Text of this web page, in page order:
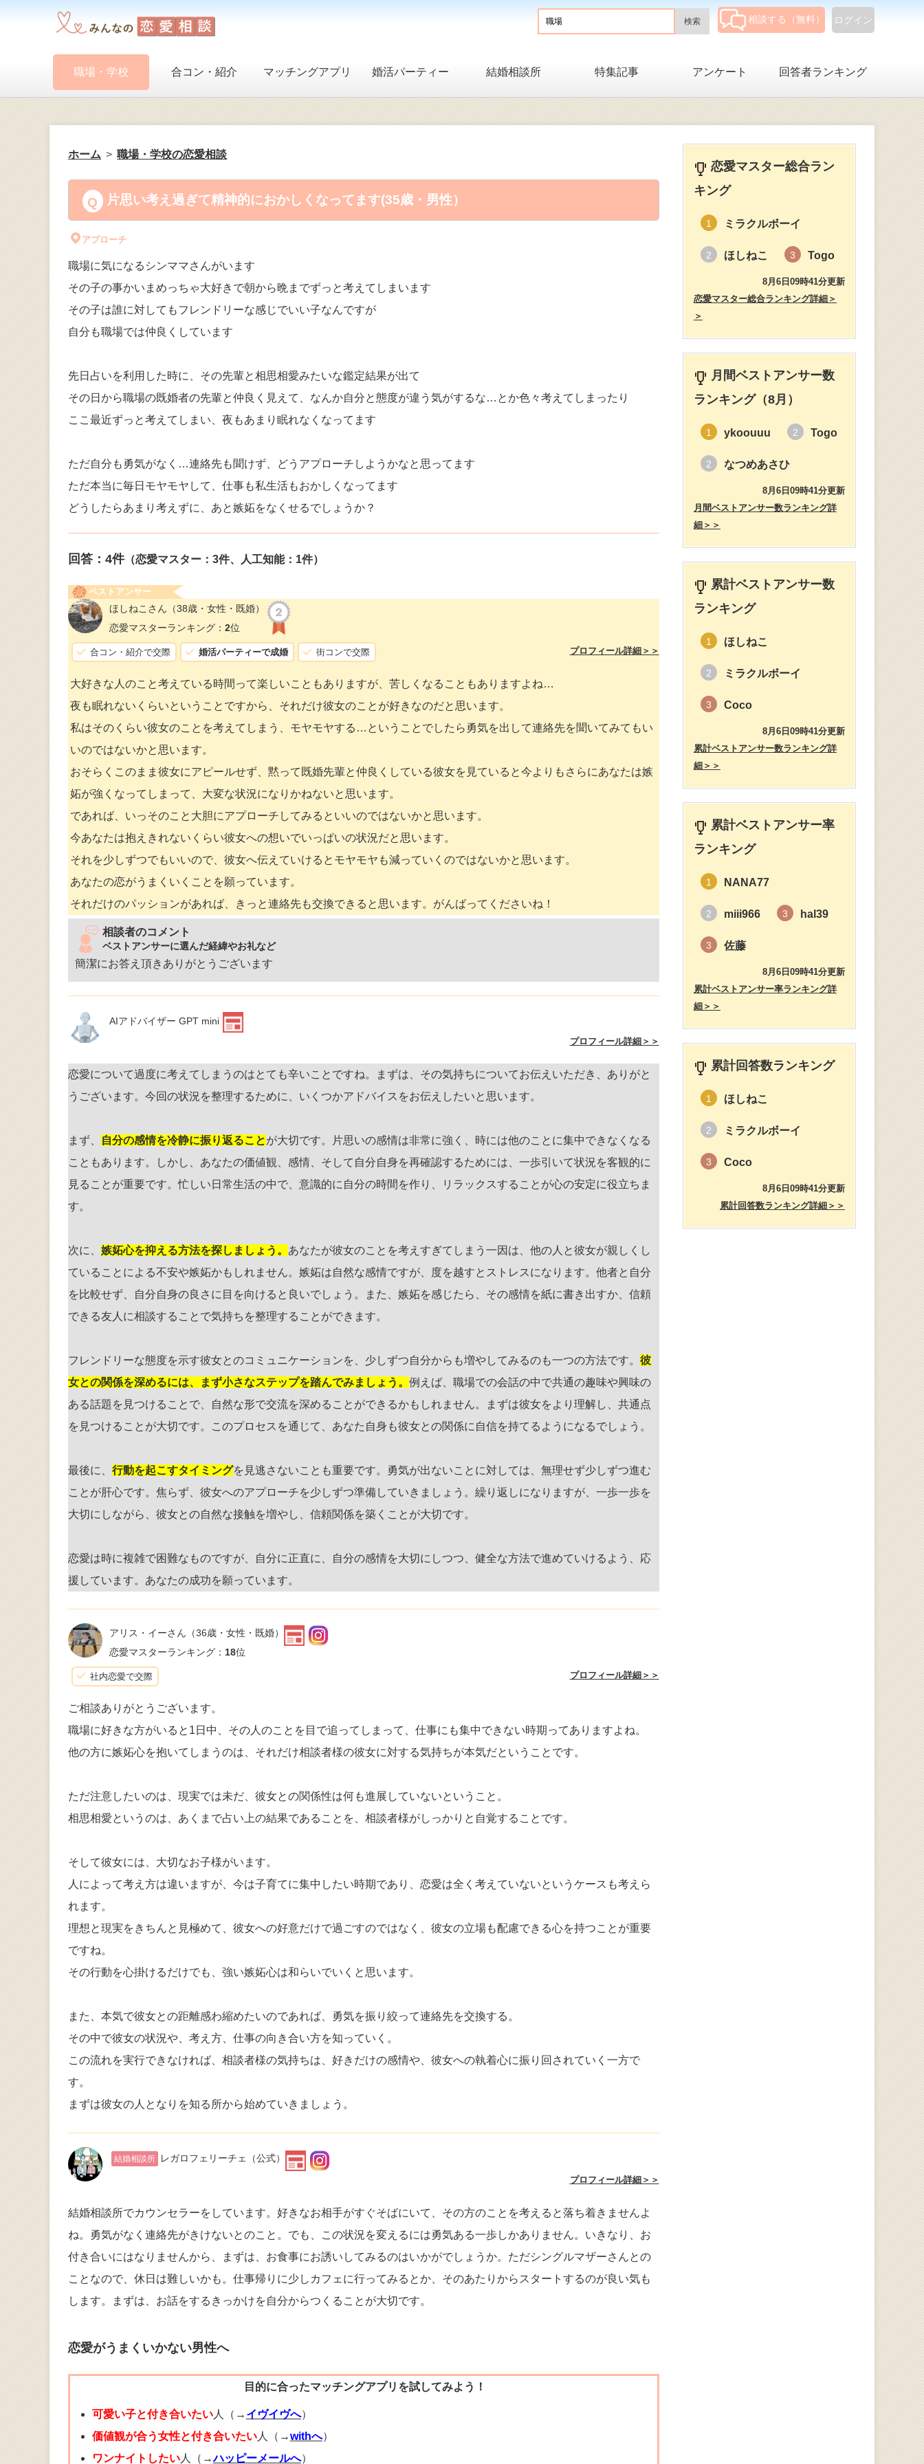
ログイン
相談する（無料）
職場・学校 合コン・紹介 マッチングアプリ 婚活パーティー 結婚相談所 特集記事 アンケート 回答者ランキング
ホーム 職場・学校の恋愛相談
片思い考え過ぎて精神的におかしくなってます(35歳・男性）
アプローチ
職場に気になるシンママさんがいます
その子の事かいまめっちゃ大好きで朝から晩までずっと考えてしまいます
その子は誰に対してもフレンドリーな感じでいい子なんですが
自分も職場では仲良くしています
先日占いを利用した時に、その先輩と相思相愛みたいな鑑定結果が出て
その日から職場の既婚者の先輩と仲良く見えて、なんか自分と態度が違う気がするな…とか色々考えてしまったり
ここ最近ずっと考えてしまい、夜もあまり眠れなくなってます
ただ自分も勇気がなく…連絡先も聞けず、どうアプローチしようかなと思ってます
ただ本当に毎日モヤモヤして、仕事も私生活もおかしくなってます
どうしたらあまり考えずに、あと嫉妬をなくせるでしょうか？
回答： 4件（恋愛マスター：3件、人工知能：1件）
ベストアンサー
ほしねこさん （38歳・女性・既婚）
恋愛マスターランキング： 2位
合コン・紹介で交際 婚活パーティーで成婚 街コンで交際 プロフィール詳細＞＞
大好きな人のこと考えている時間って楽しいこともありますが、苦しくなることもありますよね…
夜も眠れないくらいということですから、それだけ彼女のことが好きなのだと思います。
私はそのくらい彼女のことを考えてしまう、モヤモヤする…ということでしたら勇気を出して連絡先を聞いてみてもい
いのではないかと思います。
おそらくこのまま彼女にアピールせず、黙って既婚先輩と仲良くしている彼女を見ていると今よりもさらにあなたは嫉
妬が強くなってしまって、大変な状況になりかねないと思います。
であれば、いっそのこと大胆にアプローチしてみるといいのではないかと思います。
今あなたは抱えきれないくらい彼女への想いでいっぱいの状況だと思います。
それを少しずつでもいいので、彼女へ伝えていけるとモヤモヤも減っていくのではないかと思います。
あなたの恋がうまくいくことを願っています。
それだけのパッションがあれば、きっと連絡先も交換できると思います。がんばってくださいね！
相談者のコメント
ベストアンサーに選んだ経緯やお礼など
簡潔にお答え頂きありがとうございます
AIアドバイザー GPT mini
プロフィール詳細＞＞
恋愛について過度に考えてしまうのはとても辛いことですね。まずは、その気持ちについてお伝えいただき、ありがと
うございます。今回の状況を整理するために、いくつかアドバイスをお伝えしたいと思います。
まず、 自分の感情を冷静に振り返ることが大切です。片思いの感情は非常に強く、時には他のことに集中できなくなる
こともあります。しかし、あなたの価値観、感情、そして自分自身を再確認するためには、一歩引いて状況を客観的に
見ることが重要です。忙しい日常生活の中で、意識的に自分の時間を作り、リラックスすることが心の安定に役立ちま
す。
次に、 嫉妬心を抑える方法を探しましょう。 あなたが彼女のことを考えすぎてしまう一因は、他の人と彼女が親しくし
ていることによる不安や嫉妬かもしれません。嫉妬は自然な感情ですが、度を越すとストレスになります。他者と自分
を比較せず、自分自身の良さに目を向けると良いでしょう。また、嫉妬を感じたら、その感情を紙に書き出すか、信頼
できる友人に相談することで気持ちを整理することができます。
フレンドリーな態度を示す彼女とのコミュニケーションを、少しずつ自分からも増やしてみるのも一つの方法です。 彼
女との関係を深めるには、まず小さなステップを踏んでみましょう。 例えば、職場での会話の中で共通の趣味や興味の
ある話題を見つけることで、自然な形で交流を深めることができるかもしれません。まずは彼女をより理解し、共通点
を見つけることが大切です。このプロセスを通じて、あなた自身も彼女との関係に自信を持てるようになるでしょう。
最後に、 行動を起こすタイミングを見逃さないことも重要です。勇気が出ないことに対しては、無理せず少しずつ進む
ことが肝心です。焦らず、彼女へのアプローチを少しずつ準備していきましょう。繰り返しになりますが、一歩一歩を
大切にしながら、彼女との自然な接触を増やし、信頼関係を築くことが大切です。
恋愛は時に複雑で困難なものですが、自分に正直に、自分の感情を大切にしつつ、健全な方法で進めていけるよう、応
援しています。あなたの成功を願っています。
アリス・イーさん （36歳・女性・既婚）
恋愛マスターランキング： 18位
社内恋愛で交際 プロフィール詳細＞＞
ご相談ありがとうございます。
職場に好きな方がいると1日中、その人のことを目で追ってしまって、仕事にも集中できない時期ってありますよね。
他の方に嫉妬心を抱いてしまうのは、それだけ相談者様の彼女に対する気持ちが本気だということです。
ただ注意したいのは、現実では未だ、彼女との関係性は何も進展していないということ。
相思相愛というのは、あくまで占い上の結果であることを、相談者様がしっかりと自覚することです。
そして彼女には、大切なお子様がいます。
人によって考え方は違いますが、今は子育てに集中したい時期であり、恋愛は全く考えていないというケースも考えら
れます。
理想と現実をきちんと見極めて、彼女への好意だけで過ごすのではなく、彼女の立場も配慮できる心を持つことが重要
ですね。
その行動を心掛けるだけでも、強い嫉妬心は和らいでいくと思います。
また、本気で彼女との距離感わ縮めたいのであれば、勇気を振り絞って連絡先を交換する。
その中で彼女の状況や、考え方、仕事の向き合い方を知っていく。
この流れを実行できなければ、相談者様の気持ちは、好きだけの感情や、彼女への執着心に振り回されていく一方で
す。
まずは彼女の人となりを知る所から始めていきましょう。
結婚相談所 レガロフェリーチェ （公式）
プロフィール詳細＞＞
結婚相談所でカウンセラーをしています。好きなお相手がすぐそばにいて、その方のことを考えると落ち着きませんよ
ね。勇気がなく連絡先がきけないとのこと。でも、この状況を変えるには勇気ある一歩しかありません。いきなり、お
付き合いにはなりませんから、まずは、お食事にお誘いしてみるのはいかがでしょうか。ただシングルマザーさんとの
ことなので、休日は難しいかも。仕事帰りに少しカフェに行ってみるとか、そのあたりからスタートするのが良い気も
します。まずは、お話をするきっかけを自分からつくることが大切です。
恋愛がうまくいかない男性へ
目的に合ったマッチングアプリを試してみよう！
可愛い子と付き合いたい人（→ イヴイヴへ）
価値観が合う女性と付き合いたい人（→withへ）
ワンナイトしたい人（→ハッピーメールへ）
恋愛マスター総合ラン
キング
1 ミラクルボーイ
2 ほしねこ 3 Togo
8月6日09時41分更新
恋愛マスター総合ランキング詳細＞
＞
月間ベストアンサー数
ランキング（8月）
1 ykoouuu 2 Togo
2 なつめあさひ
8月6日09時41分更新
月間ベストアンサー数ランキング詳
細＞＞
累計ベストアンサー数
ランキング
1 ほしねこ
2 ミラクルボーイ
3 Coco
8月6日09時41分更新
累計ベストアンサー数ランキング詳
細＞＞
累計ベストアンサー率
ランキング
1 NANA77
2 miii966 3 hal39
3 佐藤
8月6日09時41分更新
累計ベストアンサー率ランキング詳
細＞＞
累計回答数ランキング
1 ほしねこ
2 ミラクルボーイ
3 Coco
8月6日09時41分更新
累計回答数ランキング詳細＞＞